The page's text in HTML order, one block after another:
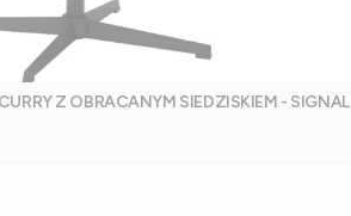
Dodaj do koszyka
Z OBRACANYM SIEDZISKIEM - SIGNAL